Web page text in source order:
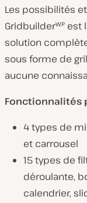
Les possibilités
Gridbuilderᵂᴾ est
solution
sous forme de
aucune
Fonctionnalités
4 types de
et carrousel
15 types de
déroulante,
calendrier,